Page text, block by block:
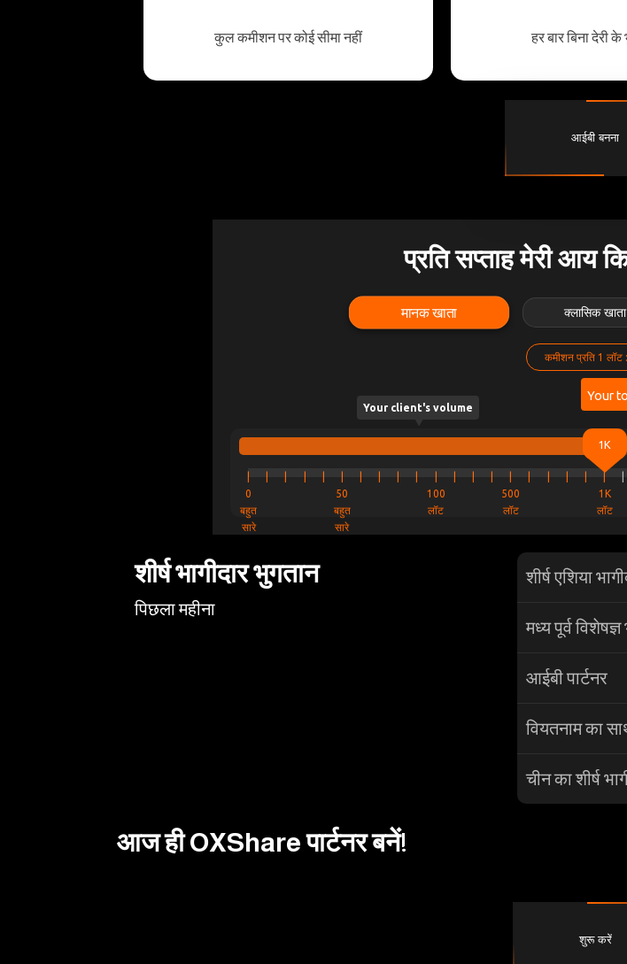
कुल कमीशन पर कोई सीमा नहीं हर बार बिना देरी
आईबी बनना
प्रति सप्ताह मेरी आय
मानक खाता क्लासिक खाता
कमीशन प्रति 1 लॉट :
1K
Your client's volume
Your
0
बहुत
सारे
50
बहुत
सारे
100
लॉट
500
लॉट
|
1K
लॉट
शीर्ष भागीदार भुगतान
पिछला महीना
शीर्ष एशिया
मध्य पूर्व विशेषज्ञ
आईबी पार्टनर
वियतनाम का
चीन का शीर्ष
आज ही OXShare पार्टनर बनें!
शुरू करें